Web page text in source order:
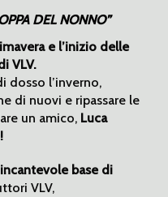
DEL NONNO”
e l’inizio delle
VLV.
dosso l’inverno,
di nuovi e ripassare le
un amico, Luca
base di
VLV,